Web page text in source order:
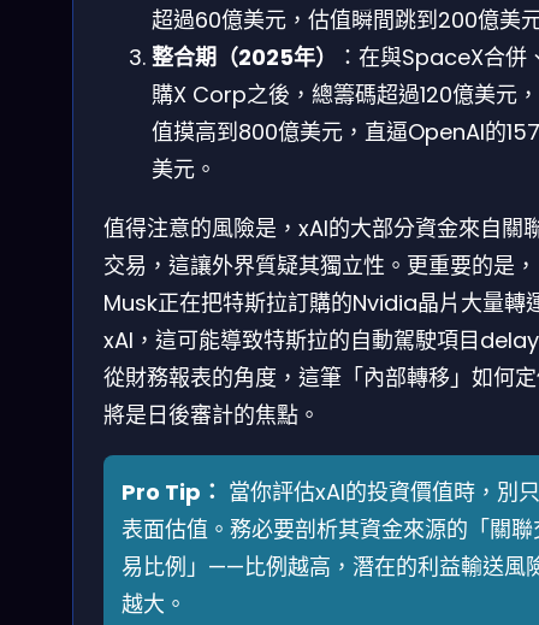
超過60億美元，估值瞬間跳到200億美
整合期（2025年）
：在與SpaceX合併
購X Corp之後，總籌碼超過120億美元
值摸高到800億美元，直逼OpenAI的
美元。
值得注意的風險是，xAI的大部分資金來自關
交易，這讓外界質疑其獨立性。更重要的是，
Musk正在把特斯拉訂購的Nvidia晶片大量轉
xAI，這可能導致特斯拉的自動駕駛項目
從財務報表的角度，這筆「內部轉移」如何
將是日後審計的焦點。
Pro Tip： 當你評估xAI的投資價值時，別
表面估值。務必要剖析其資金來源的「關聯
易比例」——比例越高，潛在的利益輸送風
越大。